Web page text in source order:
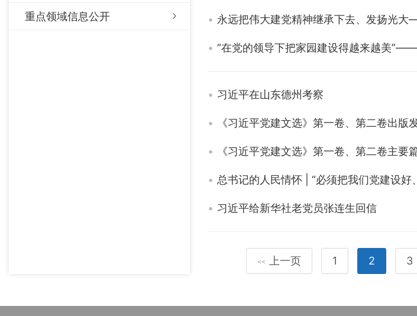
重点领域信息公开 永远把伟大建党精神继承下去、发扬光
“在党的领导下把家园建设得越来越美
习近平在山东德州考察
《习近平党建文选》第一卷、第二卷出版
《习近平党建文选》第一卷、第二卷主要
总书记的人民情怀 | “必须把我们党建设好
习近平给新华社老党员张连生回信
<< 上一页 1 2 3